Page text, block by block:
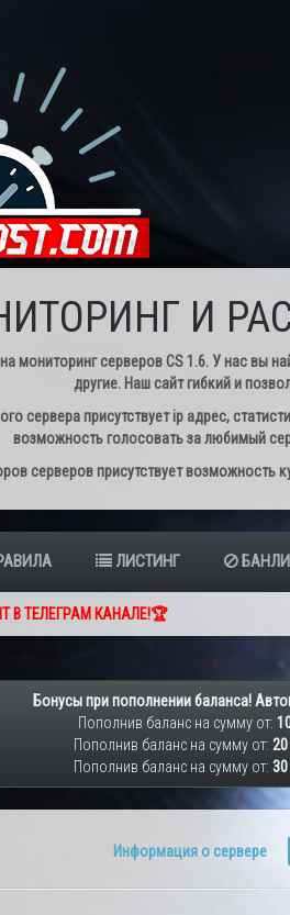
И
мониторинг серверов CS 1.6. У нас вы
другие. Наш сайт гибкий и
сервера присутствует ip адрес,
возможность голосовать за любимый
серверов присутствует возможность
ЛИСТИНГ
В ТЕЛЕГРАМ КАНАЛЕ!🏆
Бонусы при пополнении баланса!
Пополнив баланс на сумму от:
Пополнив баланс на сумму от:
Пополнив баланс на сумму от:
Информация о сервере